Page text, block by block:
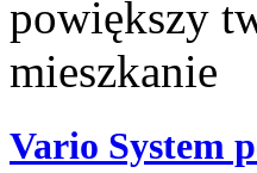
Vario System